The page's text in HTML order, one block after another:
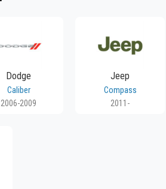
Dodge
Caliber
2006-2009
Jeep
Compass
2011-